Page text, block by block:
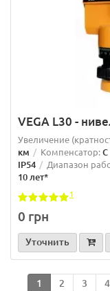
VEGA L30 -
Увеличение
км
Компенсатор:
IP54 Диапазон
10 лет*
1
0 грн
Уточнить
1 2 3 4